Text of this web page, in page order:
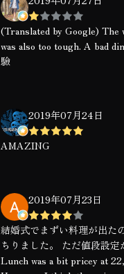
(Translated by Google)
was also too tough. A bad
驗
2019年07月24日
AMAZING
2019年07月23日
結婚式でまずい料理が出た
ちりました。 ただ値段設
Lunch was a bit pricey at